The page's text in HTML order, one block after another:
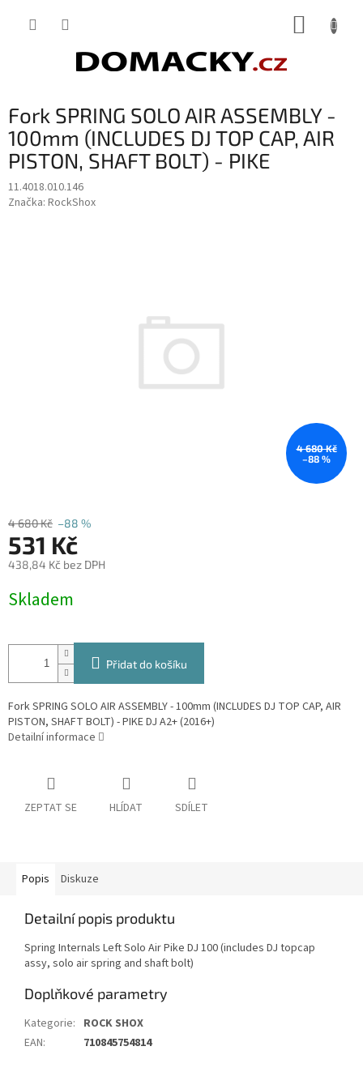
Fork SPRING SOLO AIR ASSEMBLY -
100mm (INCLUDES DJ TOP CAP, AIR
PISTON, SHAFT BOLT) - PIKE
11.4018.010.146
Značka: RockShox
4 680 Kč
–88 %
4 680 Kč –88 %
531 Kč
438,84 Kč bez DPH
cena:
Skladem
Přidat do košíku
Fork SPRING SOLO AIR ASSEMBLY - 100mm (INCLUDES DJ TOP CAP, AIR
PISTON, SHAFT BOLT) - PIKE DJ A2+ (2016+)
Detailní informace
ZEPTAT SE HLÍDAT SDÍLET
Popis Diskuze
Detailní popis produktu
Spring Internals Left Solo Air Pike DJ 100 (includes DJ topcap
assy, solo air spring and shaft bolt)
Doplňkové parametry
Kategorie: ROCK SHOX
EAN: 710845754814